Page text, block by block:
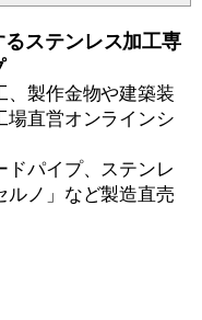
ステンレス加工専
、製作金物や建築装
場直営オンラインシ
ドパイプ、ステンレ
ルノ」など製造直売